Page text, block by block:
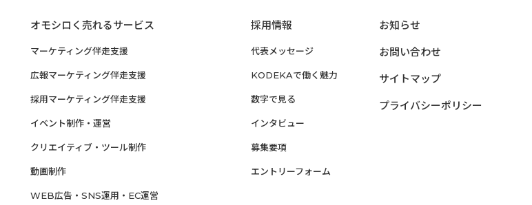
オモシロく売れるサービス
マーケティング伴走支援
広報マーケティング伴走支援
採用マーケティング伴走支援
イベント制作・運営
クリエイティブ・ツール制作
動画制作
WEB広告・SNS運用・EC運営
採用情報
代表メッセージ
KODEKAで働く魅力
数字で見る
インタビュー
募集要項
エントリーフォーム
お知らせ
お問い合わせ
サイトマップ
プライバシーポリシー